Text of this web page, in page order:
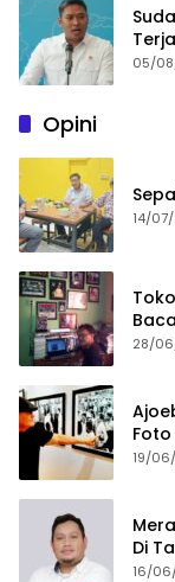
05/
Opini
14/
28/
19/
Di
16/